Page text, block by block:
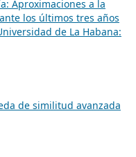
Aproximaciones a la
los últimos tres años
de La Habana:
de similitud avanzada